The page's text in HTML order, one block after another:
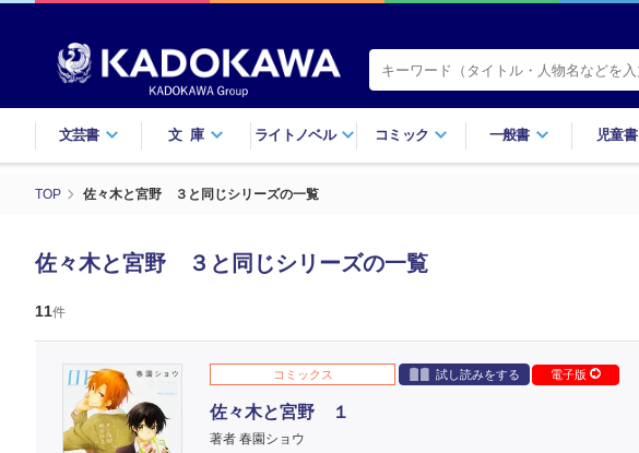
文芸書 文庫 ライトノベル コミック 一般書 児童書
TOP 佐々木と宮野 ３と同じシリーズの一覧
佐々木と宮野 ３と同じシリーズの一覧
11件
コミックス 試し読みをする 電子版
佐々木と宮野 １
著者 春園ショウ